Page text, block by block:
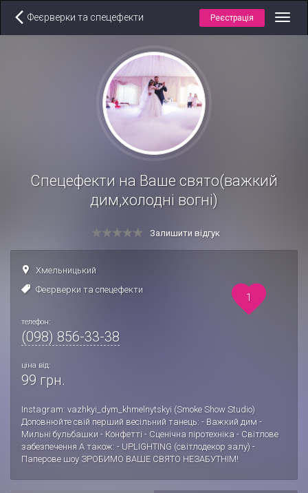
Феєрверки та спецефекти Реєстрація
Спецефекти на Ваше свято(важкий
дим,холодні вогні)
Залишити відгук
Хмельницький
Феєрверки та спецефекти
телефон:
(098) 856-33-38
ціна від:
99 грн.
Instagram: vazhkyi_dym_khmelnytskyi (Smoke Show Studio)
Доповнюйте свій перший весільний танець: - Важкий дим -
Мильні бульбашки - Конфетті - Сценічна піротехніка - Світлове
забезпечення А також: - UPLIGHTING (світлодекор залу) -
Паперове шоу ЗРОБИМО ВАШЕ СВЯТО НЕЗАБУТНІМ!
1